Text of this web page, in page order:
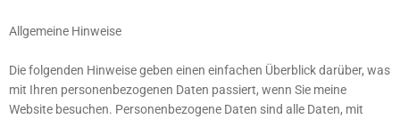
Allgemeine Hinweise
Die folgenden Hinweise geben einen einfachen Überblick darüber, was
mit Ihren personenbezogenen Daten passiert, wenn Sie meine
Website besuchen. Personenbezogene Daten sind alle Daten, mit